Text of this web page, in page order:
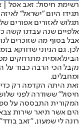
רשימת חיסול: זאב אפל |
תגידו היום "ישראל"
תגלוש לאזורים אפורים
אלפיים שנה עבדנו קשה
אבל בסוף מה שזוכרים לנו
לכן, גם הגיוני שדווקא
הבינלאומית מתרחקים
נקבל הכי הרבה כבוד על
ומחבלים.
זאת היתה הקדמה רק
חיסול" ששודרה לפני
המקורית התבססה על
הים אשר תיאר שירות
רונה לי שמעון, "זאב